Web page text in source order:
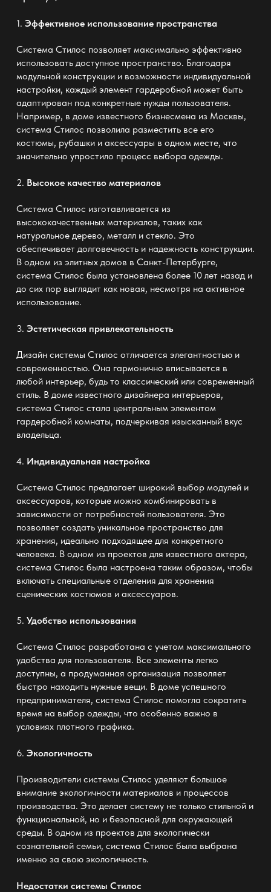
1. Эффективное использование пространства
Система Стилос позволяет максимально эффективно
использовать доступное пространство. Благодаря
модульной конструкции и возможности индивидуальной
настройки, каждый элемент гардеробной может быть
адаптирован под конкретные нужды пользователя.
Например, в доме известного бизнесмена из Москвы,
система Стилос позволила разместить все его
костюмы, рубашки и аксессуары в одном месте, что
значительно упростило процесс выбора одежды.
2. Высокое качество материалов
Система Стилос изготавливается из
высококачественных материалов, таких как
натуральное дерево, металл и стекло. Это
обеспечивает долговечность и надежность конструкции.
В одном из элитных домов в Санкт-Петербурге,
система Стилос была установлена более 10 лет назад и
до сих пор выглядит как новая, несмотря на активное
использование.
3. Эстетическая привлекательность
Дизайн системы Стилос отличается элегантностью и
современностью. Она гармонично вписывается в
любой интерьер, будь то классический или современный
стиль. В доме известного дизайнера интерьеров,
система Стилос стала центральным элементом
гардеробной комнаты, подчеркивая изысканный вкус
владельца.
4. Индивидуальная настройка
Система Стилос предлагает широкий выбор модулей и
аксессуаров, которые можно комбинировать в
зависимости от потребностей пользователя. Это
позволяет создать уникальное пространство для
хранения, идеально подходящее для конкретного
человека. В одном из проектов для известного актера,
система Стилос была настроена таким образом, чтобы
включать специальные отделения для хранения
сценических костюмов и аксессуаров.
5. Удобство использования
Система Стилос разработана с учетом максимального
удобства для пользователя. Все элементы легко
доступны, а продуманная организация позволяет
быстро находить нужные вещи. В доме успешного
предпринимателя, система Стилос помогла сократить
время на выбор одежды, что особенно важно в
условиях плотного графика.
6. Экологичность
Производители системы Стилос уделяют большое
внимание экологичности материалов и процессов
производства. Это делает систему не только стильной и
функциональной, но и безопасной для окружающей
среды. В одном из проектов для экологически
сознательной семьи, система Стилос была выбрана
именно за свою экологичность.
Недостатки системы Стилос